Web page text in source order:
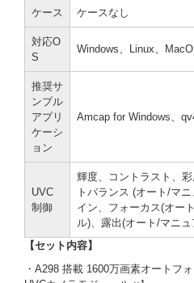
ケース ケースなし
対応O
S
Windows、Linux、
推奨サ
ンプル
アプリ
ケーシ
ョン
Amcap for Windows、
UVC
制御
輝度、コントラスト、
トバランス (オート/マ
イン、フォーカス(オー
ル)、露出(オート/マニュ
【セット内容】
・A298 搭載 1600万画素オートフ